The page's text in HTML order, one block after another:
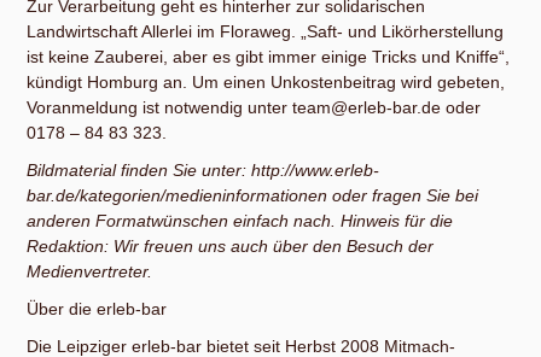
Zur Verarbeitung geht es hinterher zur solidarischen
Landwirtschaft Allerlei im Floraweg. „Saft- und Likörherstellung
ist keine Zauberei, aber es gibt immer einige Tricks und Kniffe“,
kündigt Homburg an. Um einen Unkostenbeitrag wird gebeten,
Voranmeldung ist notwendig unter team@erleb-bar.de oder
0178 – 84 83 323.
Bildmaterial finden Sie unter: http://www.erleb-
bar.de/kategorien/medieninformationen oder fragen Sie bei
anderen Formatwünschen einfach nach. Hinweis für die
Redaktion: Wir freuen uns auch über den Besuch der
Medienvertreter.
Über die erleb-bar
Die Leipziger erleb-bar bietet seit Herbst 2008 Mitmach-